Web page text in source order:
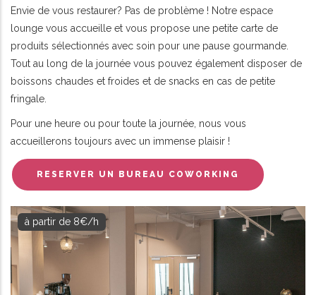
Envie de vous restaurer? Pas de problème ! Notre espace
lounge vous accueille et vous propose une petite carte de
produits sélectionnés avec soin pour une pause gourmande.
Tout au long de la journée vous pouvez également disposer de
boissons chaudes et froides et de snacks en cas de petite
fringale.
Pour une heure ou pour toute la journée, nous vous
accueillerons toujours avec un immense plaisir !
RESERVER UN BUREAU COWORKING
à partir de 8€/h